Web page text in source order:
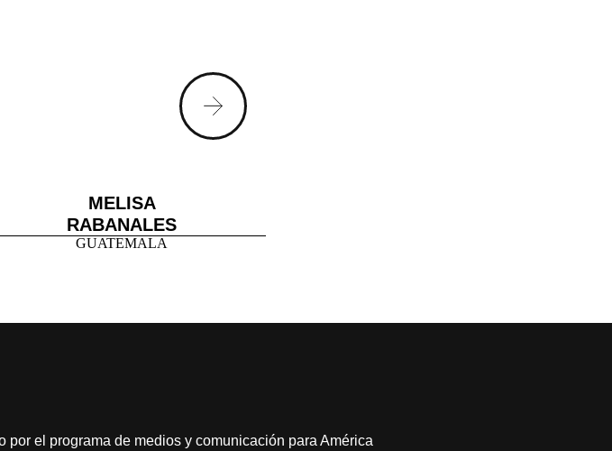
MELISA
RABANALES
GUATEMALA
el programa de medios y comunicación para América